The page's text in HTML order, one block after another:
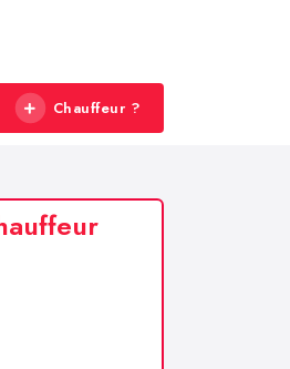
Chauffeur ?